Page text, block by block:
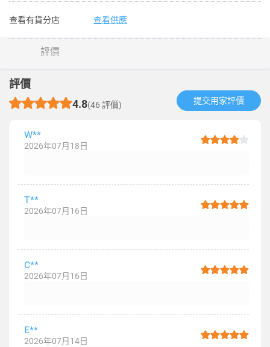
查看有貨分店 查看供應
評價
評價
4.8(46 評價) 提交用家評價​
W**
2026年07月18日
T**
2026年07月16日
C**
2026年07月16日
E**
2026年07月14日